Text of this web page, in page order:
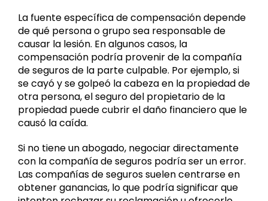
La fuente específica de compensación depende
de qué persona o grupo sea responsable de
causar la lesión. En algunos casos, la
compensación podría provenir de la compañía
de seguros de la parte culpable. Por ejemplo, si
se cayó y se golpeó la cabeza en la propiedad de
otra persona, el seguro del propietario de la
propiedad puede cubrir el daño financiero que le
causó la caída.
Si no tiene un abogado, negociar directamente
con la compañía de seguros podría ser un error.
Las compañías de seguros suelen centrarse en
obtener ganancias, lo que podría significar que